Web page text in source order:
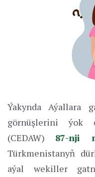
Ýakynda Aýallara
görnüşlerini ýok
(CEDAW) 87-nji
Türkmenistanyň
aýal wekiller